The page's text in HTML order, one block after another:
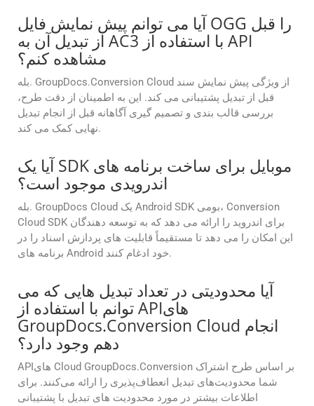
آیا می توانم پیش نمایش فایل OGG را قبل
از تبدیل آن به AC3 با استفاده از API
مشاهده کنم؟
بله. GroupDocs.Conversion Cloud از ویژگی پیش نمایش سند
قبل از تبدیل پشتیبانی می کند. این به اطمینان از دقت طرح،
بررسی قالب بندی و تصمیم گیری آگاهانه قبل از انجام تبدیل
نهایی کمک می کند.
آیا یک SDK موبایل برای ساخت برنامه های
اندرویدی موجود است؟
بله. GroupDocs Cloud یک Android SDK بومی، Conversion
Cloud SDK برای اندروید را ارائه می دهد که به توسعه دهندگان
این امکان را می دهد تا مستقیماً قابلیت های پردازش اسناد را در
برنامه های Android خود ادغام کنند.
آیا محدودیتی در تعداد تبدیل هایی که می
توانم با استفاده از APIهای
GroupDocs.Conversion Cloud انجام
دهم وجود دارد؟
APIهای Cloud GroupDocs.Conversion بر اساس طرح اشتراک
شما محدودیت‌های تبدیل انعطاف‌پذیری را ارائه می‌کنند. برای
اطلاعات بیشتر در مورد محدودیت های تبدیل با پشتیبانی